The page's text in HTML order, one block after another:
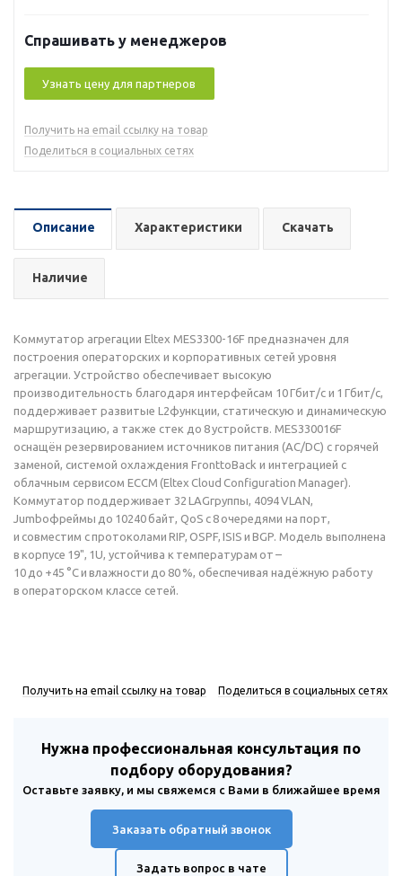
Спрашивать у менеджеров
Узнать цену для партнеров
Получить на email ссылку на товар
Поделиться в социальных сетях
Описание Характеристики Скачать
Наличие
Коммутатор агрегации Eltex MES3300-16F предназначен для
построения операторских и корпоративных сетей уровня
агрегации. Устройство обеспечивает высокую
производительность благодаря интерфейсам 10 Гбит/с и 1 Гбит/с,
поддерживает развитые L2функции, статическую и динамическую
маршрутизацию, а также стек до 8 устройств. MES330016F
оснащён резервированием источников питания (AC/DC) с горячей
заменой, системой охлаждения FronttoBack и интеграцией с
облачным сервисом ECCM (Eltex Cloud Configuration Manager).
Коммутатор поддерживает 32 LAGгруппы, 4094 VLAN,
Jumboфреймы до 10240 байт, QoS с 8 очередями на порт,
и совместим с протоколами RIP, OSPF, ISIS и BGP. Модель выполнена
в корпусе 19", 1U, устойчива к температурам от –
10 до +45 °C и влажности до 80 %, обеспечивая надёжную работу
в операторском классе сетей.
Получить на email ссылку на товар Поделиться в социальных сетях
Нужна профессиональная консультация по
подбору оборудования?
Оставьте заявку, и мы свяжемся с Вами в ближайшее время
Заказать обратный звонок
Задать вопрос в чате